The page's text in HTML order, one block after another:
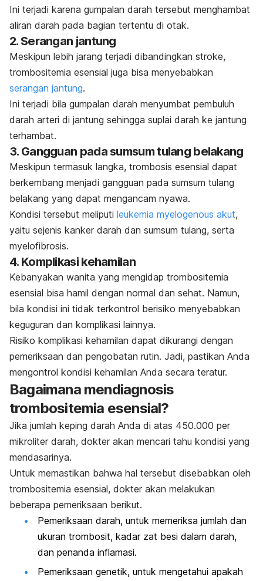
Ini terjadi karena gumpalan darah tersebut menghambat
aliran darah pada bagian tertentu di otak.
2. Serangan jantung
Meskipun lebih jarang terjadi dibandingkan stroke,
trombositemia esensial juga bisa menyebabkan
serangan jantung.
Ini terjadi bila gumpalan darah menyumbat pembuluh
darah arteri di jantung sehingga suplai darah ke jantung
terhambat.
3. Gangguan pada sumsum tulang belakang
Meskipun termasuk langka, trombosis esensial dapat
berkembang menjadi gangguan pada sumsum tulang
belakang yang dapat mengancam nyawa.
Kondisi tersebut meliputi leukemia myelogenous akut,
yaitu sejenis kanker darah dan sumsum tulang, serta
myelofibrosis.
4. Komplikasi kehamilan
Kebanyakan wanita yang mengidap trombositemia
esensial bisa hamil dengan normal dan sehat. Namun,
bila kondisi ini tidak terkontrol berisiko menyebabkan
keguguran dan komplikasi lainnya.
Risiko komplikasi kehamilan dapat dikurangi dengan
pemeriksaan dan pengobatan rutin. Jadi, pastikan Anda
mengontrol kondisi kehamilan Anda secara teratur.
Bagaimana mendiagnosis
trombositemia esensial?
Jika jumlah keping darah Anda di atas 450.000 per
mikroliter darah, dokter akan mencari tahu kondisi yang
mendasarinya.
Untuk memastikan bahwa hal tersebut disebabkan oleh
trombositemia esensial, dokter akan melakukan
beberapa pemeriksaan berikut.
Pemeriksaan darah, untuk memeriksa jumlah dan
ukuran trombosit, kadar zat besi dalam darah,
dan penanda inflamasi.
Pemeriksaan genetik, untuk mengetahui apakah